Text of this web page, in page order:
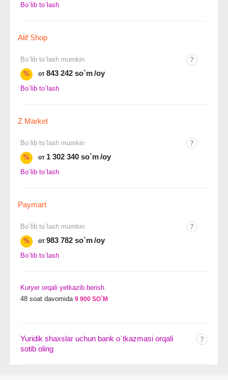
Bo`lib to`lash
Alif Shop
Bo`lib to`lash mumkin
%
от 843 242 so`m/oy
Bo`lib to`lash
Z Market
Bo`lib to`lash mumkin
%
от 1 302 340 so`m/oy
Bo`lib to`lash
Paymart
Bo`lib to`lash mumkin
%
от 983 782 so`m/oy
Bo`lib to`lash
Kuryer orqali yetkazib berish
48 soat davomida 9 900 SO`M
Yuridik shaxslar uchun bank o`tkazmasi orqali
sotib oling